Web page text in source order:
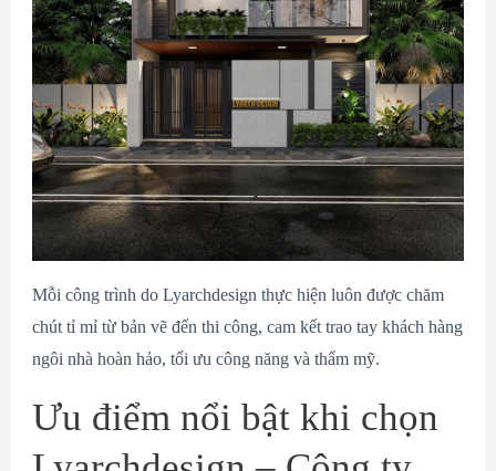
Mỗi công trình do Lyarchdesign thực hiện luôn được chăm
chút tỉ mỉ từ bản vẽ đến thi công, cam kết trao tay khách hàng
ngôi nhà hoàn hảo, tối ưu công năng và thẩm mỹ.
Ưu điểm nổi bật khi chọn